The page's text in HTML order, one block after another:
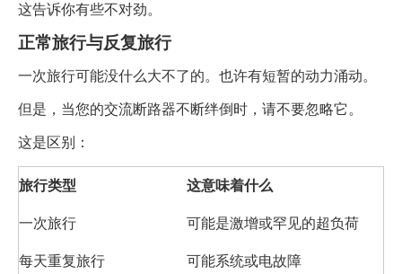
这告诉你有些不对劲。
正常旅行与反复旅行
一次旅行可能没什么大不了的。也许有短暂的动力涌动。
但是，当您的交流断路器不断绊倒时，请不要忽略它。
这是区别：
旅行类型
这意味着什么
一次旅行
可能是激增或罕见的超负荷
每天重复旅行
可能系统或电故障